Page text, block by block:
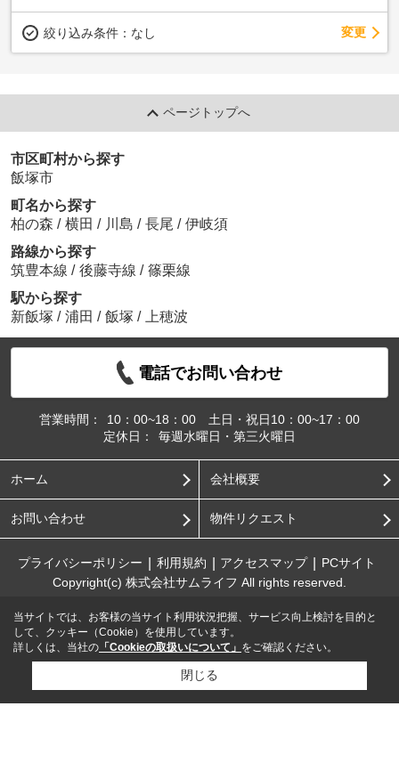
絞り込み条件： なし 変更
ページトップへ
市区町村から探す
飯塚市
町名から探す
柏の森 / 横田 / 川島 / 長尾 / 伊岐須
路線から探す
筑豊本線 / 後藤寺線 / 篠栗線
駅から探す
新飯塚 / 浦田 / 飯塚 / 上穂波
電話でお問い合わせ
営業時間：
10：00~18：00 土日・祝日10：00~17：00
定休日：
毎週水曜日・第三火曜日
ホーム 会社概要
お問い合わせ 物件リクエスト
プライバシーポリシー 利用規約 アクセスマップ
PCサイト
Copyright(c) 株式会社サムライフ All rights reserved.
当サイトでは、お客様の当サイト利用状況把握、サービス向上検討を目的と
して、クッキー（Cookie）を使用しています。
詳しくは、当社の 「Cookieの取扱いについて」 をご確認ください。
閉じる